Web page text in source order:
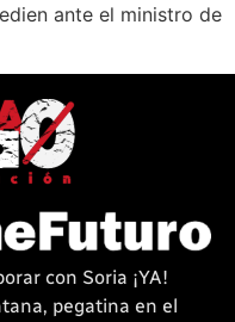
ante el ministro de
con Soria ¡YA!
pegatina en el